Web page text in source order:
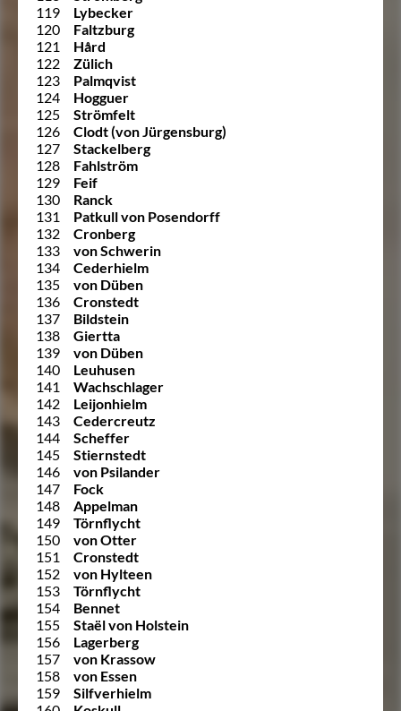
119
Lybecker
120
Faltzburg
121
Hård
122
Zülich
123
Palmqvist
124
Hogguer
125
Strömfelt
126
Clodt (von Jürgensburg)
127
Stackelberg
128
Fahlström
129
Feif
130
Ranck
131
Patkull von Posendorff
132
Cronberg
133
von Schwerin
134
Cederhielm
135
von Düben
136
Cronstedt
137
Bildstein
138
Giertta
139
von Düben
140
Leuhusen
141
Wachschlager
142
Leijonhielm
143
Cedercreutz
144
Scheffer
145
Stiernstedt
146
von Psilander
147
Fock
148
Appelman
149
Törnflycht
150
von Otter
151
Cronstedt
152
von Hylteen
153
Törnflycht
154
Bennet
155
Staël von Holstein
156
Lagerberg
157
von Krassow
158
von Essen
159
Silfverhielm